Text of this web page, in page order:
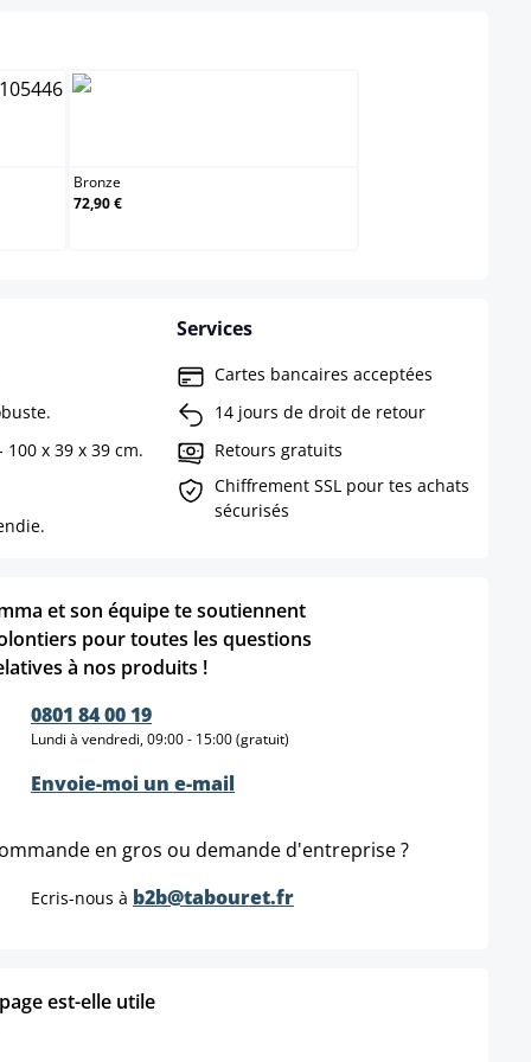
Bronze
72,90 €
100 x 39 x 39 cm.
Services
Cartes bancaires acceptées
14 jours de droit de retour
Retours gratuits
Chiffrement SSL pour tes achats
sécurisés
et son équipe te soutiennent
pour toutes les questions
à nos produits !
0801 84 00 19
Lundi à vendredi, 09:00 - 15:00 (gratuit)
Envoie-moi un e-mail
en gros ou demande d'entreprise ?
Ecris-nous à b2b@tabouret.fr
est-elle utile